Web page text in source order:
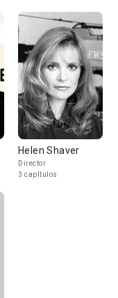
Helen Shaver
Director
3 capítulos